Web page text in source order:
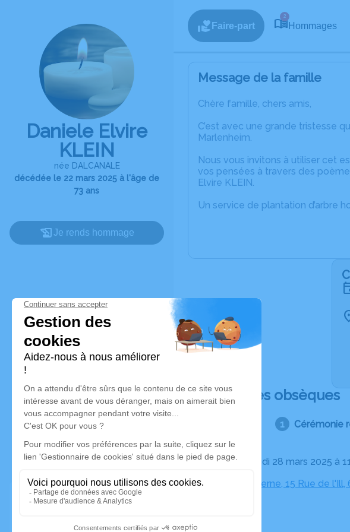
Daniele Elvire
KLEIN
née DALCANALE
décédée le 22 mars 2025 à l'âge de
73 ans
Je rends hommage
Faire-part
2
Hommages
Message de la famille
Chère famille, chers amis,
C’est avec une grande tristesse
Marlenheim.
Nous vous invitons à utiliser cet
vos pensées à travers des
Elvire KLEIN.
Un service de plantation d’arbre
Déroulé des obsèques
Cérémonie
Le vendredi 28 mars 2025 à
Salle Moderne, 15 Rue de